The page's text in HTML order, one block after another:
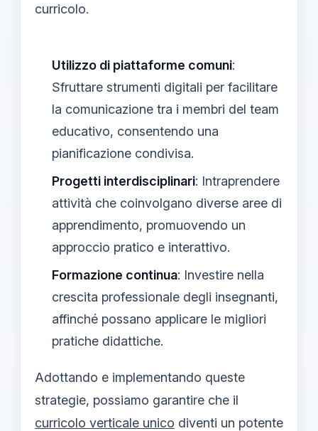
curricolo.
Utilizzo di piattaforme comuni:
Sfruttare strumenti digitali per facilitare
la comunicazione tra i membri del team
educativo, consentendo una
pianificazione condivisa.
Progetti interdisciplinari: Intraprendere
attività che coinvolgano diverse aree di
apprendimento, promuovendo un
approccio pratico e interattivo.
Formazione continua: Investire nella
crescita professionale degli insegnanti,
affinché possano applicare le migliori
pratiche didattiche.
Adottando e implementando queste
strategie, possiamo garantire che il
curricolo verticale unico diventi un potente